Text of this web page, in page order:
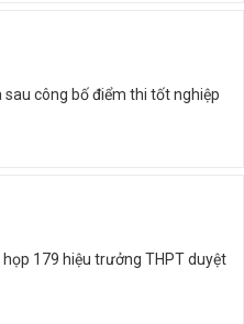
công bố điểm thi tốt nghiệp
họp 179 hiệu trưởng THPT duyệt